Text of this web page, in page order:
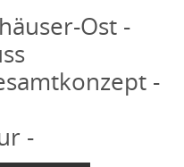
Ost -
-
-